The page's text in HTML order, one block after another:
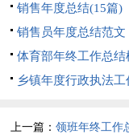
销售年度总结(15篇)
销售员年度总结范文
体育部年终工作总结
六篇
乡镇年度行政执法工
上一篇：领班年终工作